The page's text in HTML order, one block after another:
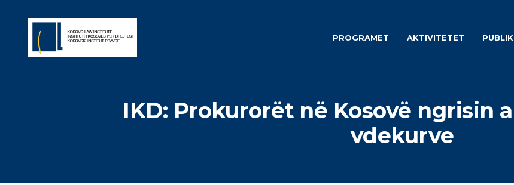
PROGRAMET AKTIVITETET
IKD: Prokurorët në Kosovë ngrisin
vdekurve